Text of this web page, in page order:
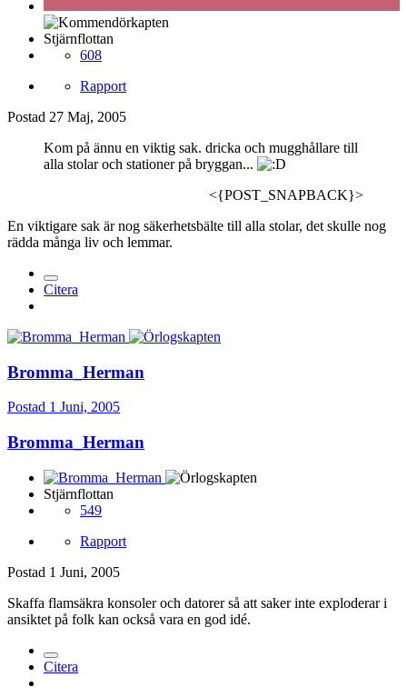
Stjärnflottan
608
Rapport
Postad 27 Maj, 2005
Kom på ännu en viktig sak. dricka och mugghållare till
alla stolar och stationer på bryggan...
<{POST_SNAPBACK}>
En viktigare sak är nog säkerhetsbälte till alla stolar, det skulle nog
rädda många liv och lemmar.
Citera
Bromma_Herman
Postad 1 Juni, 2005
Bromma_Herman
Stjärnflottan
549
Rapport
Postad 1 Juni, 2005
Skaffa flamsäkra konsoler och datorer så att saker inte exploderar i
ansiktet på folk kan också vara en god idé.
Citera